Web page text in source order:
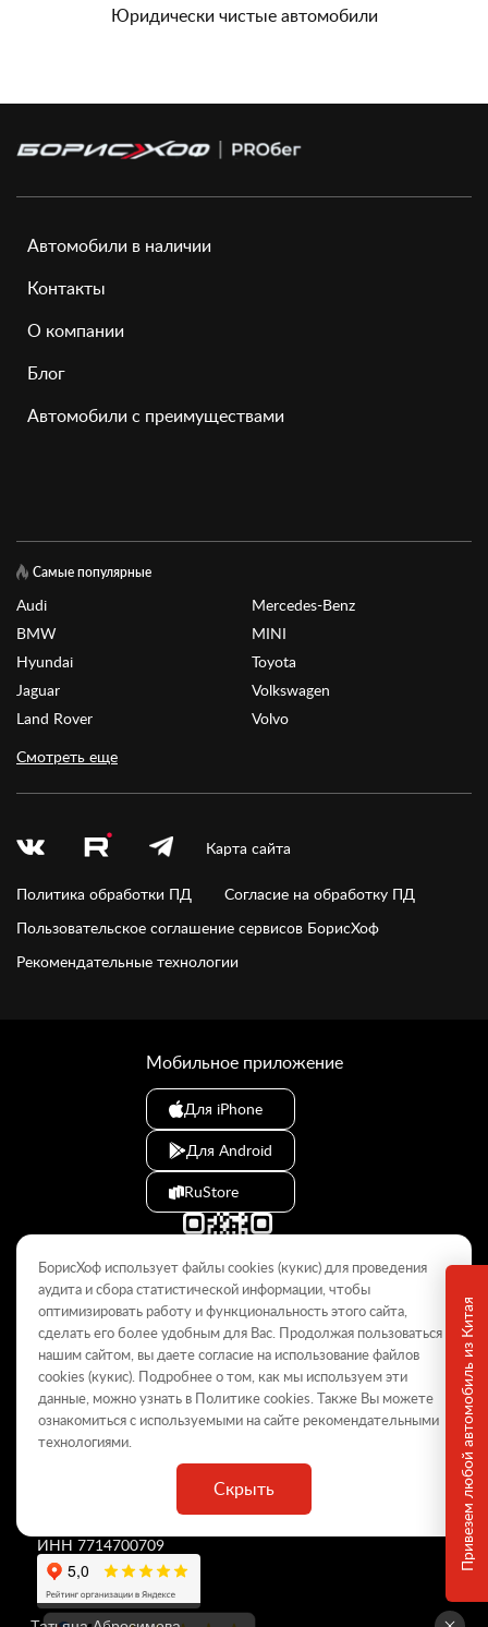
Юридически чистые автомобили
Привезем любой автомобиль из Китая
Автомобили в наличии
Контакты
О компании
Блог
Автомобили с преимуществами
Самые популярные
Audi
BMW
Hyundai
Jaguar
Land Rover
Mercedes-Benz
MINI
Toyota
Volkswagen
Volvo
Смотреть еще
Карта сайта
Политика обработки ПД
Согласие на обработку ПД
Пользовательское соглашение сервисов БорисХоф
Рекомендательные технологии
© 2009–2026
Данный интернет-сайт носит информационный характер и не
является публичной офертой, определяемой положениями Статьи
437 ГК РФ. Для получения подробной информации обращайтесь в
дилерские центры.
БорисХоф Холдинг»
ИНН 7714700709
Мобильное приложение
Для iPhone
Для Android
RuStore
БорисХоф использует файлы cookies (кукиc) для проведения
аудита и сбора статистической информации, чтобы
оптимизировать работу и функциональность этого сайта,
сделать его более удобным для Вас. Продолжая пользоваться
нашим сайтом, вы даете согласие на использование файлов
cookies (кукиc). Подробнее о том, как мы используем эти
данные, можно узнать в Политикеcookies. Также Вы можете
ознакомиться с используемыми на сайте рекомендательными
технологиями.
Скрыть